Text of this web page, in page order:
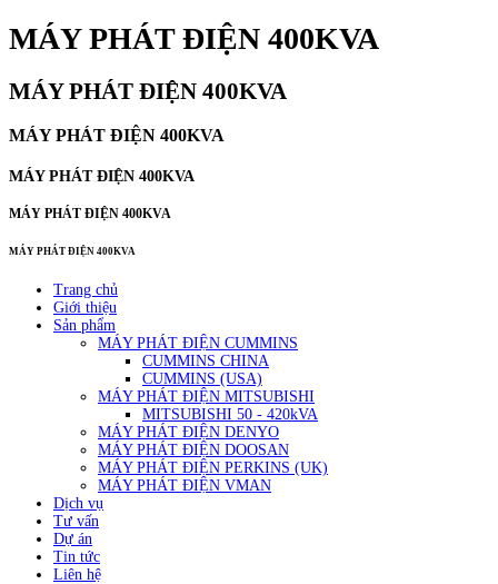
MÁY PHÁT ĐIỆN 400KVA
MÁY PHÁT ĐIỆN 400KVA
MÁY PHÁT ĐIỆN 400KVA
MÁY PHÁT ĐIỆN 400KVA
MÁY PHÁT ĐIỆN 400KVA
MÁY PHÁT ĐIỆN 400KVA
Trang chủ
Giới thiệu
Sản phẩm
MÁY PHÁT ĐIỆN CUMMINS
CUMMINS CHINA
CUMMINS (USA)
MÁY PHÁT ĐIỆN MITSUBISHI
MITSUBISHI 50 - 420kVA
MÁY PHÁT ĐIỆN DENYO
MÁY PHÁT ĐIỆN DOOSAN
MÁY PHÁT ĐIỆN PERKINS (UK)
MÁY PHÁT ĐIỆN VMAN
Dịch vụ
Tư vấn
Dự án
Tin tức
Liên hệ